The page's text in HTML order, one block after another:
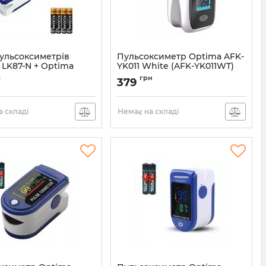
N + Optima
(CMS50N87)
складі
Пульсоксиметр Optima AFK-
YK011 White (AFK-YK011WT)
Артикул: AFK-YK011WT
379 грн
Немає на складі